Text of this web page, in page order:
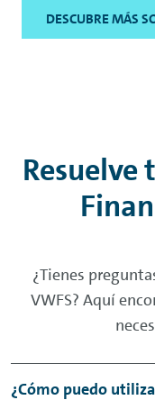
DESCUBRE MÁS
Resuelve
¿Tienes
VWFS? Aquí
¿Cómo puedo